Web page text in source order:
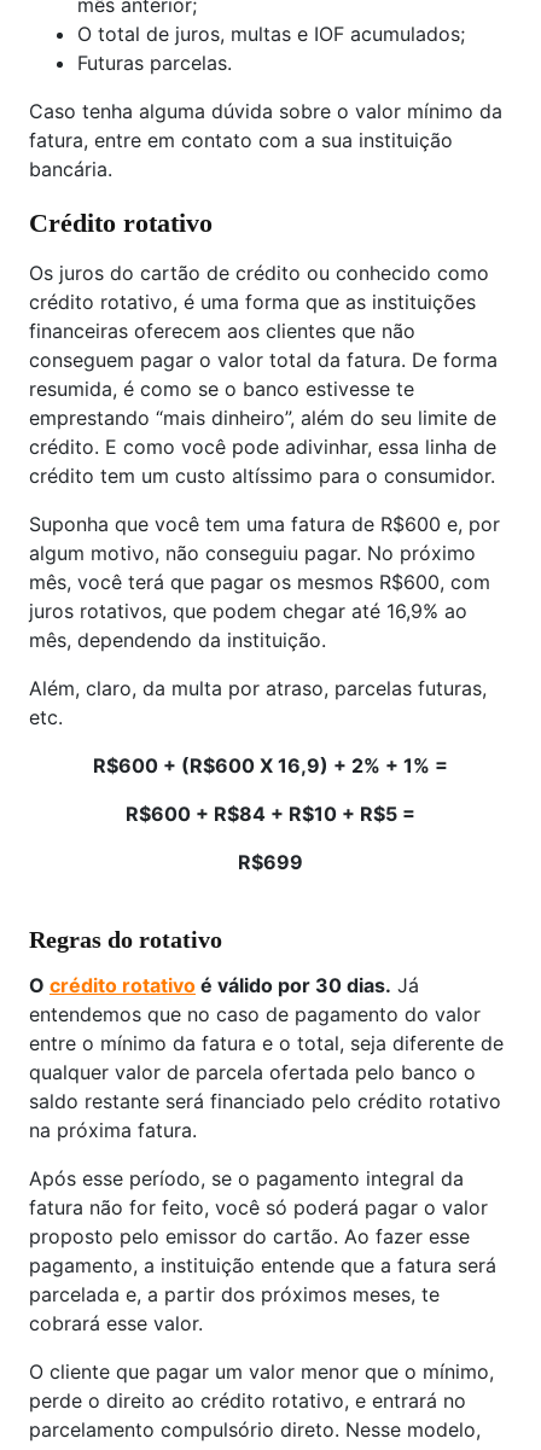
mês anterior;
O total de juros, multas e IOF acumulados;
Futuras parcelas.
Caso tenha alguma dúvida sobre o valor mínimo da
fatura, entre em contato com a sua instituição
bancária.
Crédito rotativo
Os juros do cartão de crédito ou conhecido como
crédito rotativo, é uma forma que as instituições
financeiras oferecem aos clientes que não
conseguem pagar o valor total da fatura. De forma
resumida, é como se o banco estivesse te
emprestando “mais dinheiro”, além do seu limite de
crédito. E como você pode adivinhar, essa linha de
crédito tem um custo altíssimo para o consumidor.
Suponha que você tem uma fatura de R$600 e, por
algum motivo, não conseguiu pagar. No próximo
mês, você terá que pagar os mesmos R$600, com
juros rotativos, que podem chegar até 16,9% ao
mês, dependendo da instituição.
Além, claro, da multa por atraso, parcelas futuras,
etc.
R$600 + (R$600 X 16,9) + 2% + 1% =
R$600 + R$84 + R$10 + R$5 =
R$699
Regras do rotativo
O crédito rotativo é válido por 30 dias. Já
entendemos que no caso de pagamento do valor
entre o mínimo da fatura e o total, seja diferente de
qualquer valor de parcela ofertada pelo banco o
saldo restante será financiado pelo crédito rotativo
na próxima fatura.
Após esse período, se o pagamento integral da
fatura não for feito, você só poderá pagar o valor
proposto pelo emissor do cartão. Ao fazer esse
pagamento, a instituição entende que a fatura será
parcelada e, a partir dos próximos meses, te
cobrará esse valor.
O cliente que pagar um valor menor que o mínimo,
perde o direito ao crédito rotativo, e entrará no
parcelamento compulsório direto. Nesse modelo,